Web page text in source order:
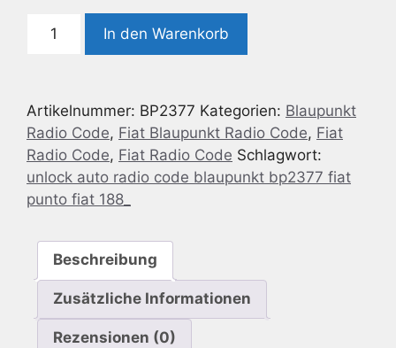
Code
Blaupunkt
BP2377
Fiat
PUNTO/Fiat
188
Menge
In den Warenkorb
Artikelnummer: BP2377 Kategorien: Blaupunkt
Radio Code, Fiat Blaupunkt Radio Code, Fiat
Radio Code, Fiat Radio Code Schlagwort:
unlock auto radio code blaupunkt bp2377 fiat
punto fiat 188_
Beschreibung
Zusätzliche Informationen
Rezensionen (0)